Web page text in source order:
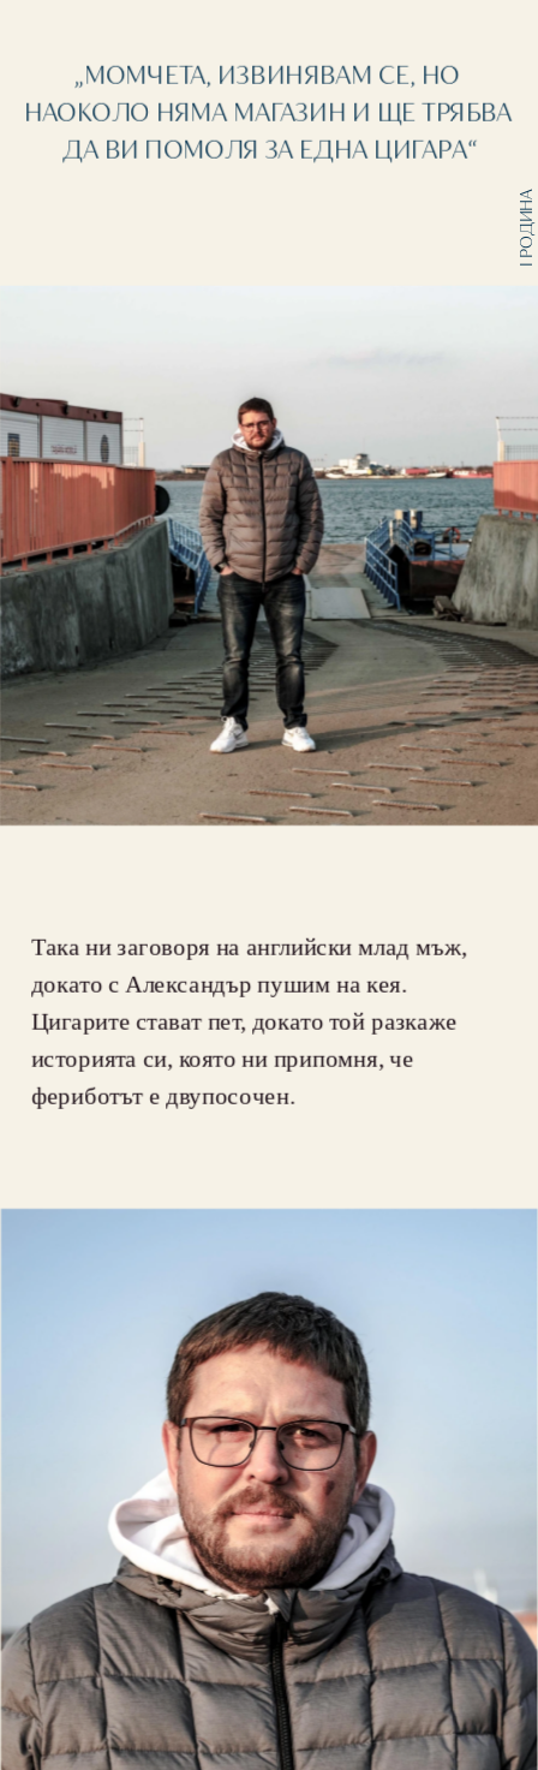
„МОМЧЕТА, ИЗВИНЯВАМ СЕ, НО
НАОКОЛО НЯМА МАГАЗИН И ЩЕ ТРЯБВА
ДА ВИ ПОМОЛЯ ЗА ЕДНА ЦИГАРА“
Така ни заговоря на английски млад мъж,
докато с Александър пушим на кея.
Цигарите стават пет, докато той разкаже
историята си, която ни припомня, че
фериботът е двупосочен.
I РОДИНА